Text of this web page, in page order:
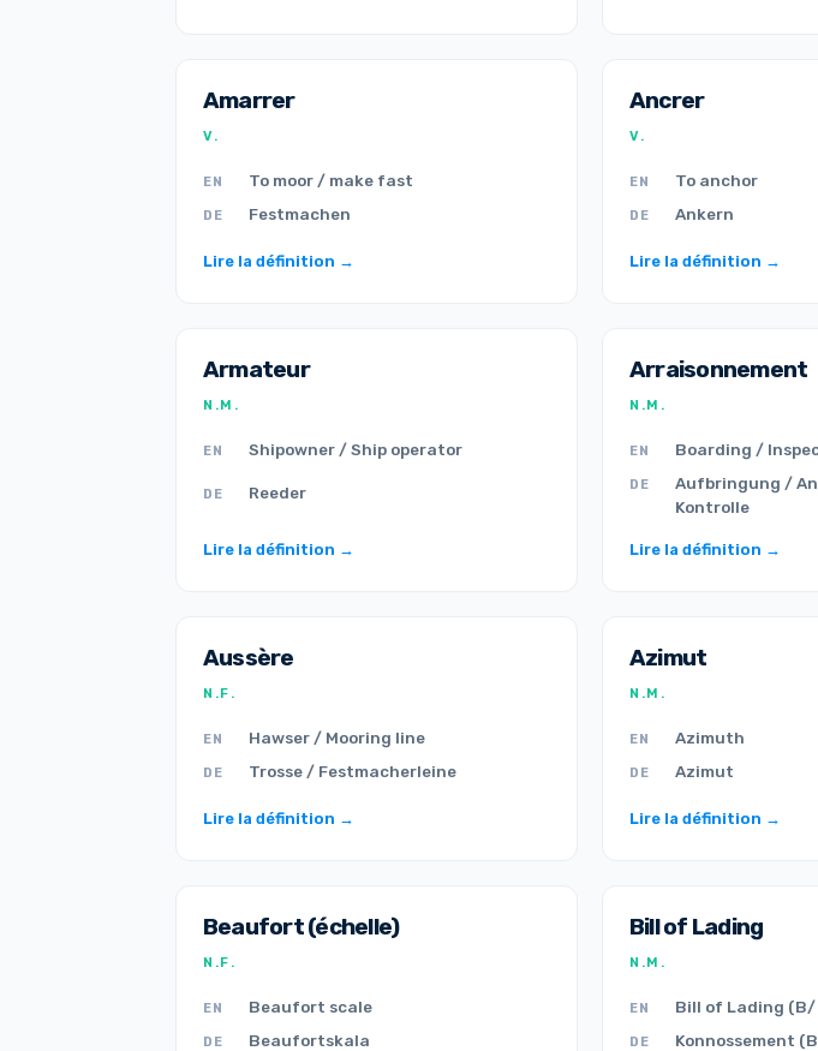
Amarrer
V.
EN To moor / make fast
DE Festmachen
Lire la définition →
Ancrer
V.
EN To anchor
DE Ankern
Lire la définition →
Armateur
N.M.
EN Shipowner / Ship operator
DE Reeder
Lire la définition →
Arraisonnement
N.M.
EN Boarding /
DE
Aufbringung /
Kontrolle
Lire la définition →
Aussère
N.F.
EN Hawser / Mooring line
DE Trosse / Festmacherleine
Lire la définition →
Azimut
N.M.
EN Azimuth
DE Azimut
Lire la définition →
Beaufort (échelle)
N.F.
EN Beaufort scale
DE Beaufortskala
Bill of Lading
N.M.
EN Bill of Lading
DE Konnossement